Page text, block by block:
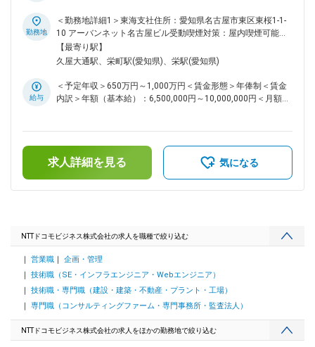
ソリューションサービス部門となります。 東海支社営業部隊
の提案等支援したり、顧客にサービスを使ってもらうためのデ
リバリを担っています。 ■業務内容 大企業を中心としたお客
様のICT環境提案および構築業務におけるプロジェクトマネジ
キュリティ／ゼロトラストのテーマについて、コンサルティン
グ・プリセールスなどの手法を駆使し、案件獲得・市場シェア
ともに、顧客から長期的な信頼を勝ち取り、持続可能なビジネ
スモデルを構築 ・セキュリティ／ゼロトラストモデル（東海
市場向け廉価版SASEなど）に関する施策を推進する。なお、
モデルを構成するコンポーネント（商材など）の更改も市場に
居住OK。在宅勤務での業務がメインとなります。 顧客対応に
より週に1回は東海支社へ出勤いただく必要があります。 ■組
織紹介： 東海支社は東海エリアにおいて大企業から中小企業
まで全てのお客さまにワンストップで対応し、モバイル・クラ
ウドファーストによる社会・産業DXのリーディングカンパニ
は東海エリア企業のデジタル変革をサポートし、事業DXと企
事業DX：顧客接点変革・顧客体験向上、ビジネス変革・サプ
勤務地
＜勤務地詳細1＞東海支社住所：愛知県名古屋市東区東桜1-1-
10 アーバンネット名古屋ビル受動喫煙対策：屋内喫煙可能場
所あり＜勤務地詳細2＞東海支社(フルリモート)住所：愛知県
受動喫煙対策：屋内全面禁煙変更の範囲：会社の定める事業所
【最寄り駅】
久屋大通駅、栄町駅(愛知県)、栄駅(愛知県)
給与
＜予定年収＞650万円～1,000万円＜賃金形態＞年俸制＜賃金
内訳＞年額（基本給）：6,500,000円～10,000,000円＜月額＞
までも目安の金額であり、選考を通じて上下する可能性があり
ます。月給(月額)は固定手当を含めた表記です。
求人詳細を見る 気になる
NTTドコモビジネス株式会社の求人を職種で絞り込む
営業職
企画・管理
技術職（SE・インフラエンジニア・Webエンジニア）
技術職・専門職（建設・建築・不動産・プラント・工場）
専門職（コンサルティングファーム・専門事務所・監査法人）
NTTドコモビジネス株式会社の求人をほかの勤務地で絞り込む